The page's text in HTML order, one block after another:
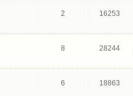
2 16253
8 28244
6 18863